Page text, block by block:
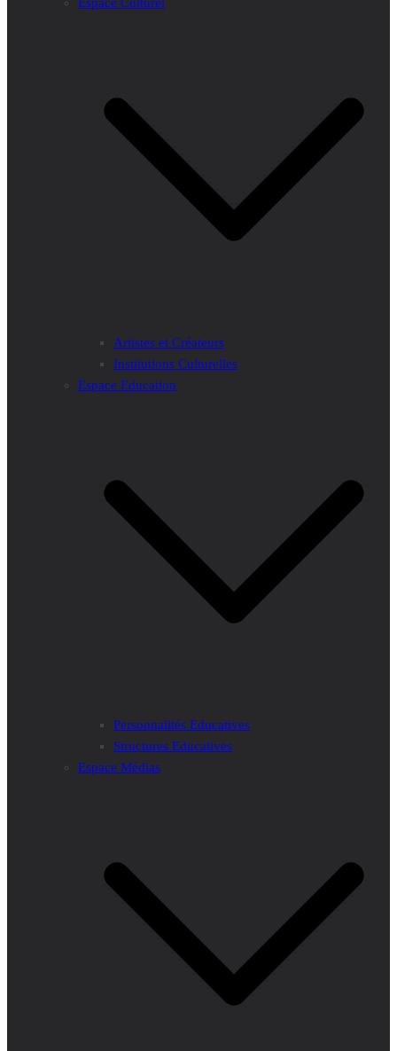
Artistes et Créateurs
Institutions Culturelles
Espace Education
Personnalités Educatives
Structures Educatives
Espace Médias